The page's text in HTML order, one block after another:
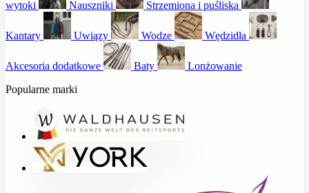
wytoki Nauszniki Strzemiona i puśliska
Kantary Uwiązy Wodze Wędzidła
Akcesoria dodatkowe Baty
Lonżowanie
Popularne marki